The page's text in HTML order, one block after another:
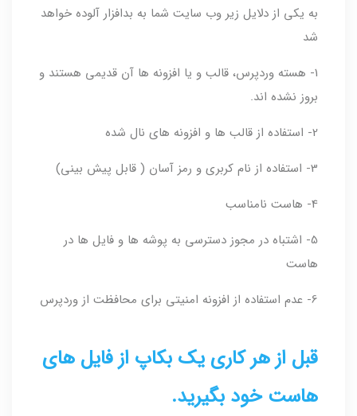
به یکی از دلایل زیر وب سایت شما به بدافزار آلوده خواهد
شد
1- هسته وردپرس، قالب و یا افزونه ها آن قدیمی هستند و
بروز نشده اند.
2- استفاده از قالب ها و افزونه های نال شده
3- استفاده از نام کربری و رمز آسان ( قابل پیش بینی)
4- هاست نامناسب
5- اشتباه در مجوز دسترسی به پوشه ها و فایل ها در
هاست
6- عدم استفاده از افزونه امنیتی برای محافظت از وردپرس
قبل از هر کاری یک بکاپ از فایل های
هاست خود بگیرید.